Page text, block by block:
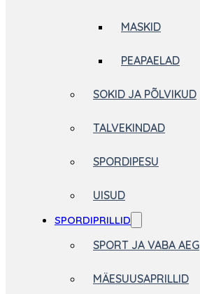
MASKID
PEAPAELAD
SOKID JA PÕLVIKUD
TALVEKINDAD
SPORDIPESU
UISUD
SPORDIPRILLID
SPORT JA VABA AEG
MÄESUUSAPRILLID